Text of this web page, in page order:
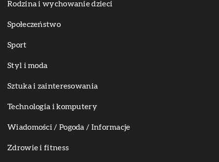
Rodzina i wychowanie dzieci
Społeczeństwo
Sport
Styl i moda
Sztuka i zainteresowania
Technologia i komputery
Wiadomości / Pogoda / Informacje
Zdrowie i fitness